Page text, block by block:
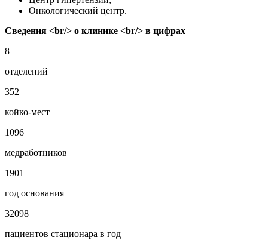
Онкологический центр.
Сведения <br/> о клинике <br/> в цифрах
8
отделений
352
койко-мест
1096
медработников
1901
год основания
32098
пациентов стационара в год